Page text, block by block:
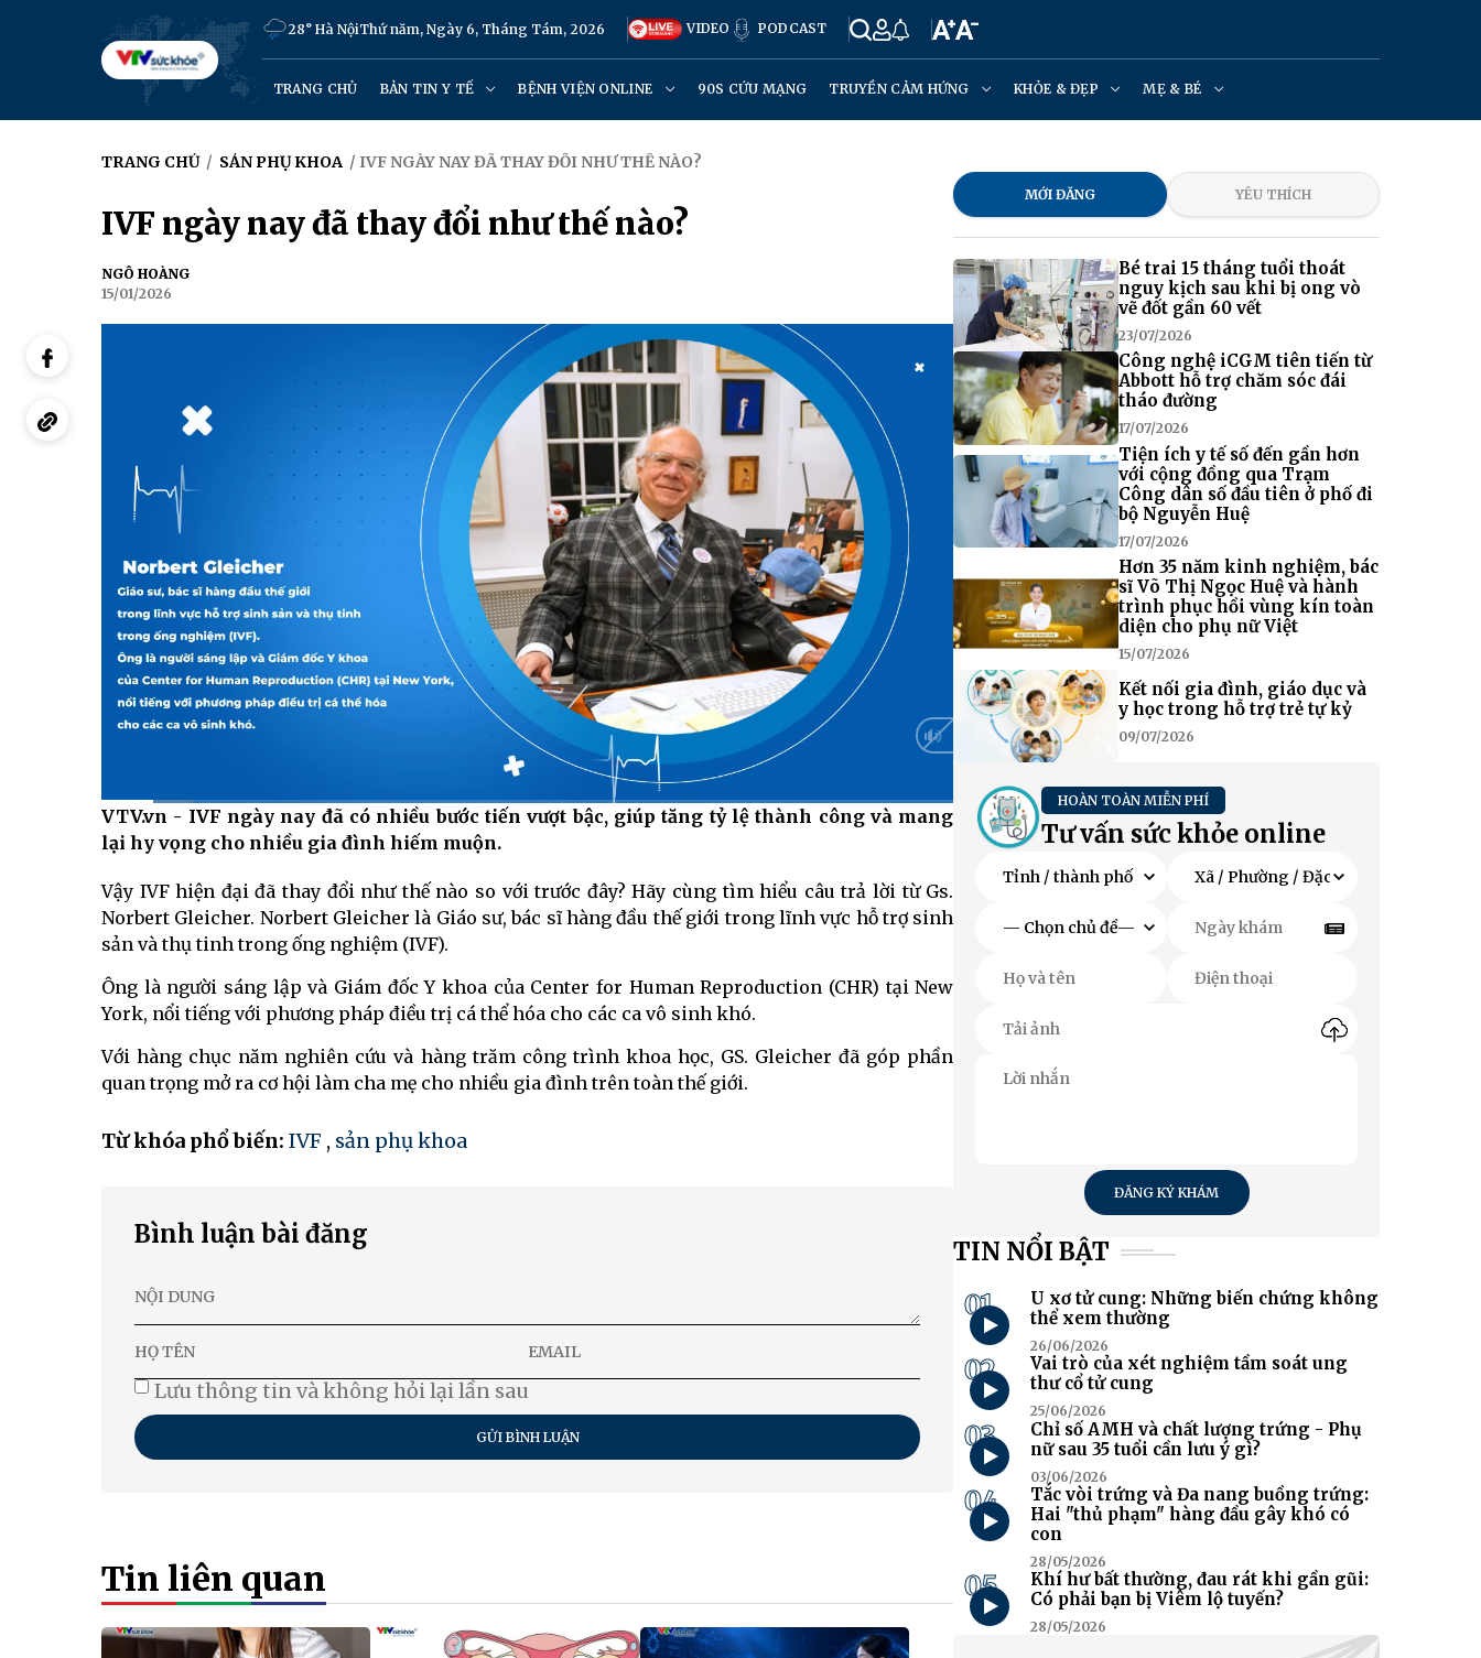
28° Hà NộiThứ năm, Ngày 6, Tháng Tám, 2026 VIDEO PODCAST
TRANG CHỦ BẢN TIN Y TẾ BỆNH VIỆN ONLINE 90S CỨU MẠNG TRUYỀN CẢM HỨNG KHỎE & ĐẸP MẸ & BÉ
TRANG CHỦ / SẢN PHỤ KHOA / IVF NGÀY NAY ĐÃ THAY ĐỔI NHƯ THẾ NÀO?
IVF ngày nay đã thay đổi như thế nào?
NGÔ HOÀNG
15/01/2026
Current
Time
0:07 / Duration
1:52 HD Auto
VTV.vn - IVF ngày nay đã có nhiều bước tiến vượt bậc, giúp tăng tỷ lệ thành công và mang
lại hy vọng cho nhiều gia đình hiếm muộn.
Vậy IVF hiện đại đã thay đổi như thế nào so với trước đây? Hãy cùng tìm hiểu câu trả lời từ Gs.
Norbert Gleicher. Norbert Gleicher là Giáo sư, bác sĩ hàng đầu thế giới trong lĩnh vực hỗ trợ sinh
sản và thụ tinh trong ống nghiệm (IVF).
Ông là người sáng lập và Giám đốc Y khoa của Center for Human Reproduction (CHR) tại New
York, nổi tiếng với phương pháp điều trị cá thể hóa cho các ca vô sinh khó.
Với hàng chục năm nghiên cứu và hàng trăm công trình khoa học, GS. Gleicher đã góp phần
quan trọng mở ra cơ hội làm cha mẹ cho nhiều gia đình trên toàn thế giới.
Từ khóa phổ biến: IVF , sản phụ khoa
Bình luận bài đăng
Lưu thông tin và không hỏi lại lần sau
GỬI BÌNH LUẬN
Tin liên quan
MỚI ĐĂNG YÊU THÍCH
Bé trai 15 tháng tuổi thoát
nguy kịch sau khi bị ong vò
vẽ đốt gần 60 vết
23/07/2026
Công nghệ iCGM tiên tiến từ
Abbott hỗ trợ chăm sóc đái
tháo đường
17/07/2026
Tiện ích y tế số đến gần hơn
với cộng đồng qua Trạm
Công dân số đầu tiên ở phố đi
bộ Nguyễn Huệ
17/07/2026
Hơn 35 năm kinh nghiệm, bác
sĩ Võ Thị Ngọc Huệ và hành
trình phục hồi vùng kín toàn
diện cho phụ nữ Việt
15/07/2026
Kết nối gia đình, giáo dục và
y học trong hỗ trợ trẻ tự kỷ
09/07/2026
HOÀN TOÀN MIỄN PHÍ
Tư vấn sức khỏe online
ĐĂNG KÝ KHÁM
TIN NỔI BẬT
01
U xơ tử cung: Những biến chứng không
thể xem thường
26/06/2026
02
Vai trò của xét nghiệm tầm soát ung
thư cổ tử cung
25/06/2026
03
Chỉ số AMH và chất lượng trứng - Phụ
nữ sau 35 tuổi cần lưu ý gì?
03/06/2026
04
Tắc vòi trứng và Đa nang buồng trứng:
Hai "thủ phạm" hàng đầu gây khó có
con
28/05/2026
05
Khí hư bất thường, đau rát khi gần gũi:
Có phải bạn bị Viêm lộ tuyến?
28/05/2026